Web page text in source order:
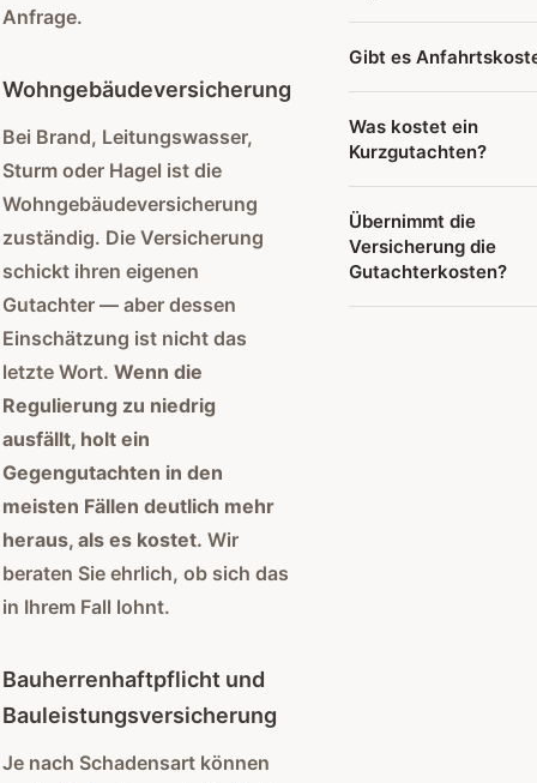
Anfrage.
Wohngebäudeversicherung
Bei Brand, Leitungswasser,
Sturm oder Hagel ist die
Wohngebäudeversicherung
zuständig. Die Versicherung
schickt ihren eigenen
Gutachter — aber dessen
Einschätzung ist nicht das
letzte Wort. Wenn die
Regulierung zu niedrig
ausfällt, holt ein
Gegengutachten in den
meisten Fällen deutlich mehr
heraus, als es kostet. Wir
beraten Sie ehrlich, ob sich das
in Ihrem Fall lohnt.
Bauherrenhaftpflicht und
Bauleistungsversicherung
Je nach Schadensart können
mit
erhalten vor dem
einen verbindlichen
Kostenvoranschlag.
Abschluss der
Leistung — keine
versteckten Kosten,
Gibt es
und dem Umland bis
km sind die
in unseren
enthalten. Bei
Entfernungen im
Einzugsgebiet (bis
berechnen wir eine
Was kostet ein
Kurzgutachten?
Kurzgutachten hängt
Umfang und der
der Fragestellung ab.
Übernimmt die
Versicherung die
Gutachterkosten?